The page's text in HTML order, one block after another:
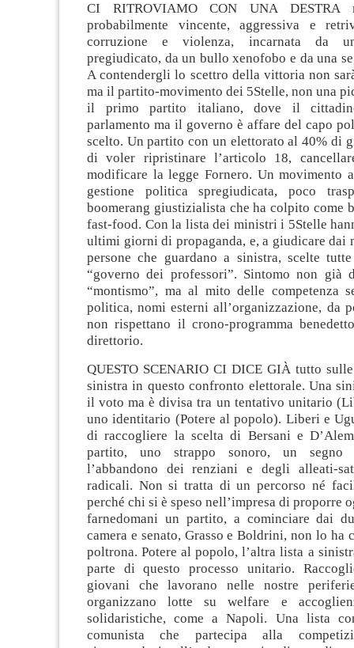
CI RITROVIAMO CON UNA
probabilmente vincente, aggressiva e
corruzione e violenza, incarnata da
pregiudicato, da un bullo xenofobo e da una
A contendergli lo scettro della vittoria non
ma il partito-movimento dei 5Stelle, non una
il primo partito italiano, dove il
parlamento ma il governo è affare del capo
scelto. Un partito con un elettorato al 40% di
di voler ripristinare l’articolo 18,
modificare la legge Fornero. Un movimento
gestione politica spregiudicata, poco
boomerang giustizialista che ha colpito come
fast-food. Con la lista dei ministri i 5Stelle
ultimi giorni di propaganda, e, a giudicare dai
persone che guardano a sinistra, scelte
“governo dei professori”. Sintomo non
“montismo”, ma al mito delle competenza
politica, nomi esterni all’organizzazione, da
non rispettano il crono-programma
direttorio.
QUESTO SCENARIO CI DICE GIÀ tutto
sinistra in questo confronto elettorale. Una
il voto ma è divisa tra un tentativo unitario
uno identitario (Potere al popolo). Liberi e
di raccogliere la scelta di Bersani e
partito, uno strappo sonoro, un segno
l’abbandono dei renziani e degli alleati-
radicali. Non si tratta di un percorso né
perché chi si è speso nell’impresa di proporre
farnedomani un partito, a cominciare dai
camera e senato, Grasso e Boldrini, non lo ha
poltrona. Potere al popolo, l’altra lista a
parte di questo processo unitario.
giovani che lavorano nelle nostre
organizzano lotte su welfare e
solidaristiche, come a Napoli. Una lista
comunista che partecipa alla